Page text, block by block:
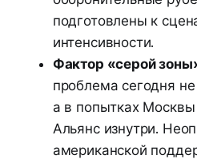
подготовлены к
интенсивности.
Фактор «серой
проблема сегодня
а в попытках Москвы
Альянс изнутри.
американской